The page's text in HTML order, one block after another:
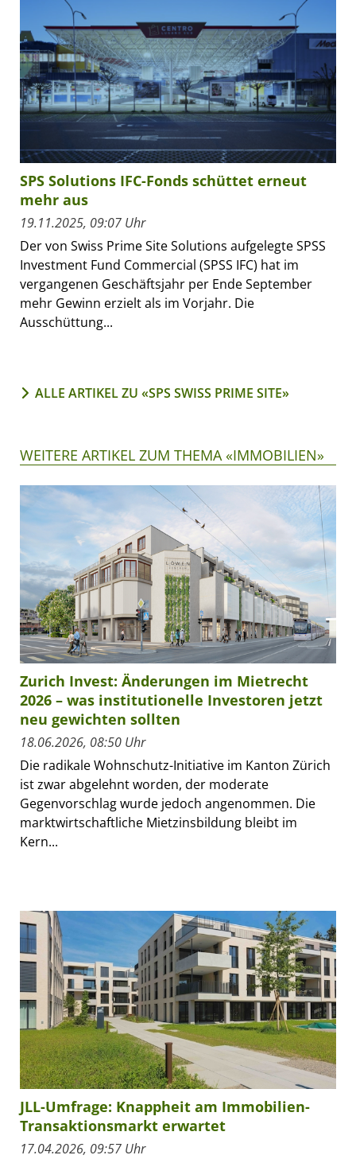
SPS Solutions IFC-Fonds schüttet erneut
mehr aus
19.11.2025, 09:07 Uhr
Der von Swiss Prime Site Solutions aufgelegte SPSS
Investment Fund Commercial (SPSS IFC) hat im
vergangenen Geschäftsjahr per Ende September
mehr Gewinn erzielt als im Vorjahr. Die
Ausschüttung...
ALLE ARTIKEL ZU «SPS SWISS PRIME SITE»
WEITERE ARTIKEL ZUM THEMA «IMMOBILIEN»
Zurich Invest: Änderungen im Mietrecht
2026 – was institutionelle Investoren jetzt
neu gewichten sollten
18.06.2026, 08:50 Uhr
Die radikale Wohnschutz-Initiative im Kanton Zürich
ist zwar abgelehnt worden, der moderate
Gegenvorschlag wurde jedoch angenommen. Die
marktwirtschaftliche Mietzinsbildung bleibt im
Kern...
JLL-Umfrage: Knappheit am Immobilien-
Transaktionsmarkt erwartet
17.04.2026, 09:57 Uhr